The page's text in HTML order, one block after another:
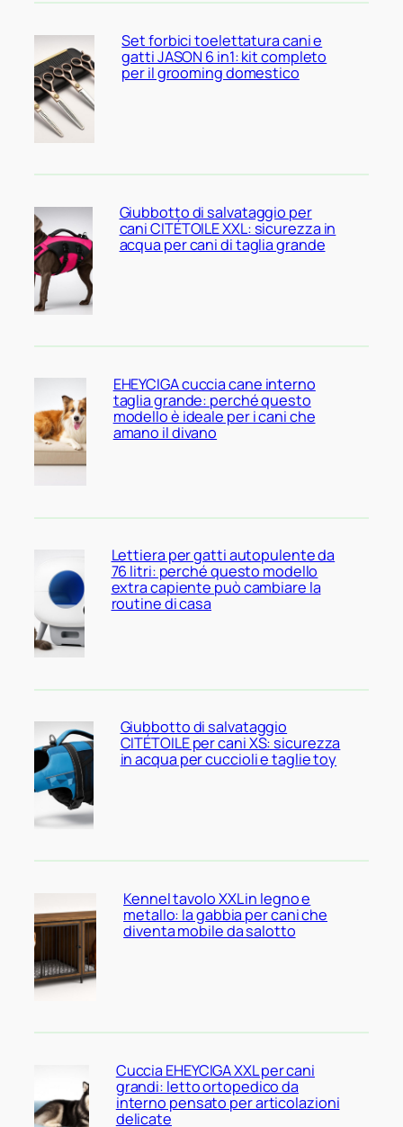
Set forbici toelettatura cani e
gatti JASON 6 in1: kit completo
per il grooming domestico
Giubbotto di salvataggio per
cani CITÉTOILE XXL: sicurezza in
acqua per cani di taglia grande
EHEYCIGA cuccia cane interno
taglia grande: perché questo
modello è ideale per i cani che
amano il divano
Lettiera per gatti autopulente da
76 litri: perché questo modello
extra capiente può cambiare la
routine di casa
Giubbotto di salvataggio
CITÉTOILE per cani XS: sicurezza
in acqua per cuccioli e taglie toy
Kennel tavolo XXL in legno e
metallo: la gabbia per cani che
diventa mobile da salotto
Cuccia EHEYCIGA XXL per cani
grandi: letto ortopedico da
interno pensato per articolazioni
delicate